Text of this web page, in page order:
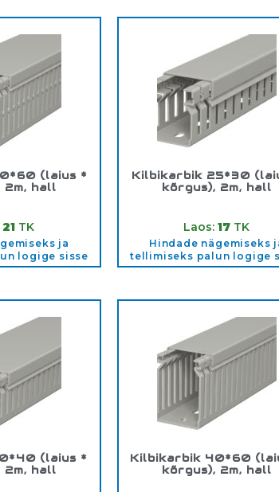
(laius *
2m, hall
21 TK
ja
logige sisse
Kilbikarbik 25*30
kõrgus), 2m, hall
Laos:17 TK
Hindade nägemiseks
tellimiseks palun logige
(laius *
2m, hall
Kilbikarbik 40*60
kõrgus), 2m, hall